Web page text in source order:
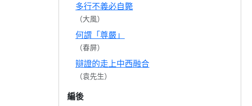
多行不義必自斃
（大風）
何謂「尊嚴」
（春屏）
辯證的走上中西融合
（袁先生）
編後